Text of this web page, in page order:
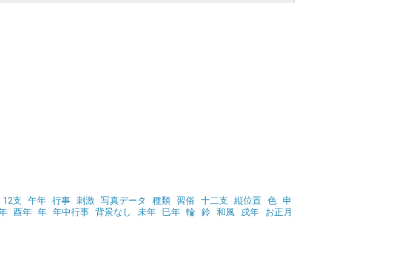
12支 午年 行事 刺激 写真データ 種類 習俗 十二支 縦位置 色
申
酉年 年 年中行事 背景なし 未年 巳年 輪 鈴 和風 戌年
お正月